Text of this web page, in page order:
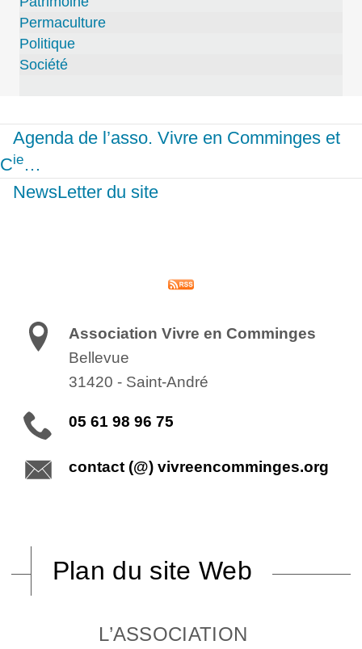
Permaculture
Politique
Société
Agenda de l’asso. Vivre en Comminges et
Cie…
NewsLetter du site
Association Vivre en Comminges
Bellevue
31420 - Saint-André
05 61 98 96 75
contact (@) vivreencomminges.org
Plan du site Web
L’ASSOCIATION